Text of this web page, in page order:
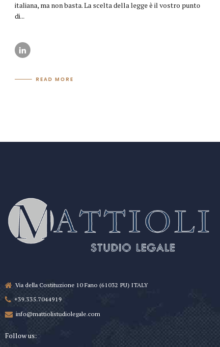
italiana, ma non basta. La scelta della legge è il vostro punto
di...
READ MORE
Via della Costituzione 10 Fano (61032 PU) ITALY
+39.335.7044919
info@mattiolistudiolegale.com
Follow us: